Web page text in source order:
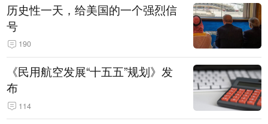
历史性一天，给美国的一个强烈信
号
190
《民用航空发展“十五五”规划》发
布
114